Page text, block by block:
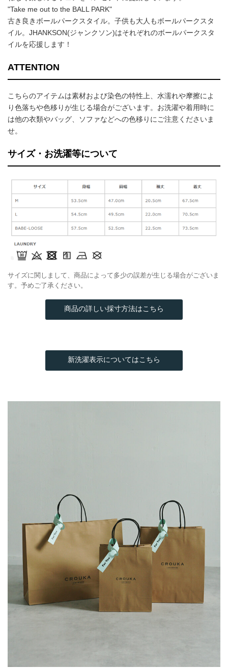
"Take me out to the BALL PARK"
古き良きボールパークスタイル。子供も大人もボールパークスタ
イル。JHANKSON(ジャンクソン)はそれぞれのボールパークスタ
イルを応援します！
ATTENTION
こちらのアイテムは素材および染色の特性上、水濡れや摩擦によ
り色落ちや色移りが生じる場合がございます。お洗濯や着用時に
は他の衣類やバッグ、ソファなどへの色移りにご注意くださいま
せ。
サイズ・お洗濯等について
サイズに関しまして、商品によって多少の誤差が生じる場合がございま
す。予めご了承ください。
商品の詳しい採寸方法はこちら
新洗濯表示についてはこちら